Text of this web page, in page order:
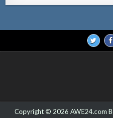
Copyright © 2026 AWE24.com